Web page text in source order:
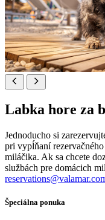
Labka hore za
Jednoducho si
pri vypĺňaní
miláčika. Ak sa chcete
službách pre domácich
Špeciálna ponuka